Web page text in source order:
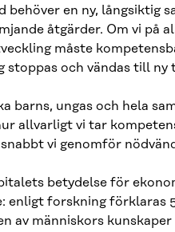
behöver en ny, långsiktig
åtgärder. Om vi på
måste
stoppas och vändas till ny
barns, ungas och hela
allvarligt vi tar
vi genomför
betydelse för
enligt forskning förklaras
av människors kunskaper